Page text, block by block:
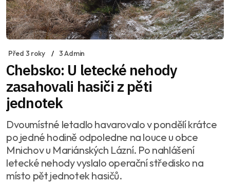
Před 3 roky 3 Admin
Chebsko: U letecké nehody
zasahovali hasiči z pěti
jednotek
Dvoumístné letadlo havarovalo v pondělí krátce
po jedné hodině odpoledne na louce u obce
Mnichov u Mariánských Lázní. Po nahlášení
letecké nehody vyslalo operační středisko na
místo pět jednotek hasičů.